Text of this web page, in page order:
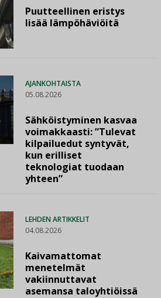
Puutteellinen eristys
lisää lämpöhäviöitä
AJANKOHTAISTA
05.08.2026
Sähköistyminen kasvaa
voimakkaasti: ”Tulevat
kilpailuedut syntyvät,
kun erilliset
teknologiat tuodaan
yhteen”
LEHDEN ARTIKKELIT
04.08.2026
Kaivamattomat
menetelmät
vakiinnuttavat
asemansa taloyhtiöissä